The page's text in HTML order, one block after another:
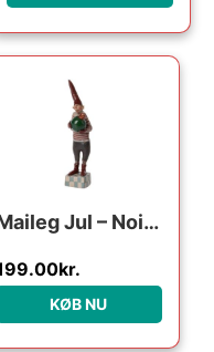
Maileg Jul – Noilly NoÃ«l no. 32 : Erling Christensen Møbler
kr.
KØB NU